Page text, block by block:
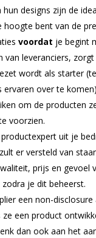
hun designs zijn de
hoogte bent van de
voordat je begint
van leveranciers,
wordt als starter
ervaren over te
om de producten
voorzien.
uit je
er versteld van
prijs en gevoel
je dit beheerst.
een non-
ze een product
dan ook aan het